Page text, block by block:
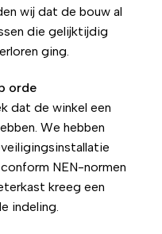
wij dat de bouw al
die gelijktijdig
ging.
orde
dat de winkel een
We hebben
NEN-normen
kreeg een
indeling.